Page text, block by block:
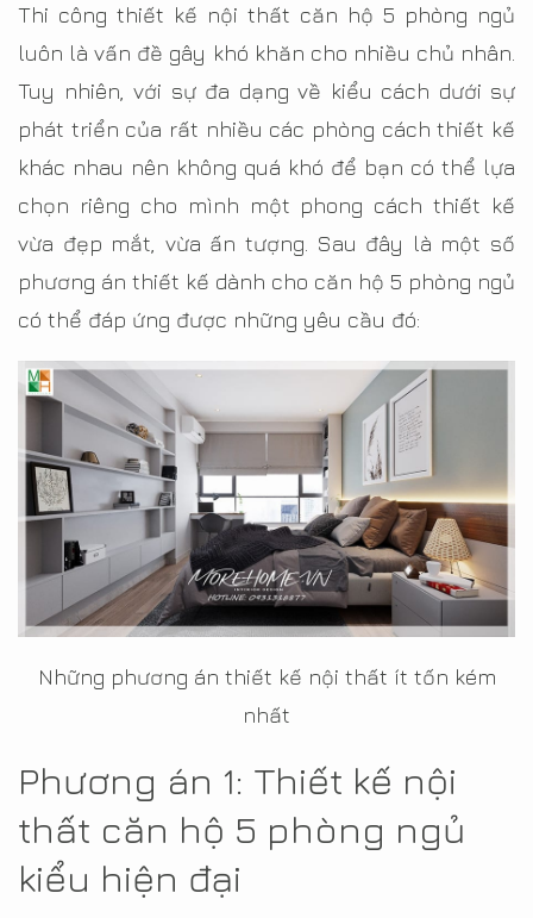
Thi công thiết kế nội thất căn hộ 5 phòng ngủ
luôn là vấn đề gây khó khăn cho nhiều chủ nhân.
Tuy nhiên, với sự đa dạng về kiểu cách dưới sự
phát triển của rất nhiều các phòng cách thiết kế
khác nhau nên không quá khó để bạn có thể lựa
chọn riêng cho mình một phong cách thiết kế
vừa đẹp mắt, vừa ấn tượng. Sau đây là một số
phương án thiết kế dành cho căn hộ 5 phòng ngủ
có thể đáp ứng được những yêu cầu đó:
Những phương án thiết kế nội thất ít tốn kém
nhất
Phương án 1: Thiết kế nội
thất căn hộ 5 phòng ngủ
kiểu hiện đại